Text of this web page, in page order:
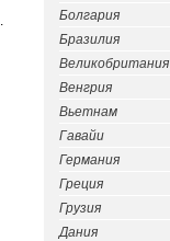
Болгария
Бразилия
Великобритания
Венгрия
Вьетнам
Гавайи
Германия
Греция
Грузия
Дания